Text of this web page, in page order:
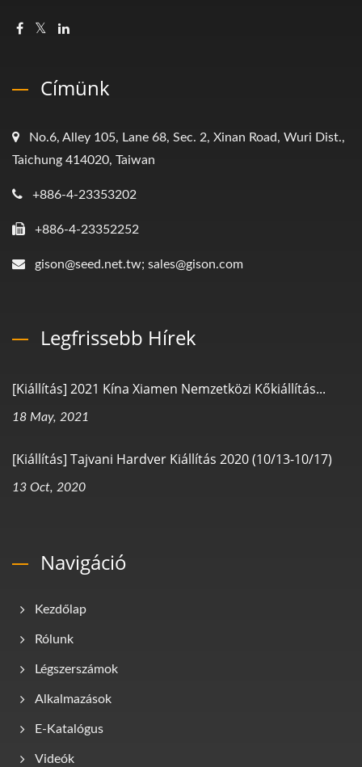
Címünk
No.6, Alley 105, Lane 68, Sec. 2, Xinan Road, Wuri Dist.,
Taichung 414020, Taiwan
+886-4-23353202
+886-4-23352252
gison@seed.net.tw; sales@gison.com
Legfrissebb Hírek
[Kiállítás] 2021 Kína Xiamen Nemzetközi Kőkiállítás...
18 May, 2021
[Kiállítás] Tajvani Hardver Kiállítás 2020 (10/13-10/17)
13 Oct, 2020
Navigáció
Kezdőlap
Rólunk
Légszerszámok
Alkalmazások
E-Katalógus
Videók